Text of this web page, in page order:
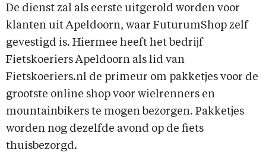
De dienst zal als eerste uitgerold worden voor
klanten uit Apeldoorn, waar FuturumShop zelf
gevestigd is. Hiermee heeft het bedrijf
Fietskoeriers Apeldoorn als lid van
Fietskoeriers.nl de primeur om pakketjes voor de
grootste online shop voor wielrenners en
mountainbikers te mogen bezorgen. Pakketjes
worden nog dezelfde avond op de fiets
thuisbezorgd.